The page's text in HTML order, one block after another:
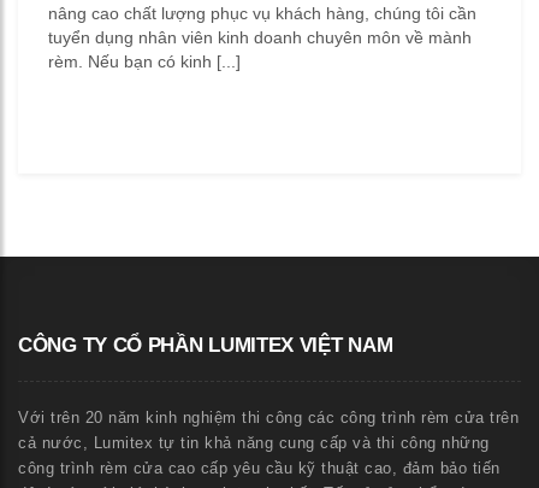
nâng cao chất lượng phục vụ khách hàng, chúng tôi cần
tuyển dụng nhân viên kinh doanh chuyên môn về mành
rèm. Nếu bạn có kinh [...]
CÔNG TY CỔ PHẦN LUMITEX VIỆT NAM
Với trên 20 năm kinh nghiệm thi công các công trình rèm cửa trên
cả nước, Lumitex tự tin khả năng cung cấp và thi công những
công trình rèm cửa cao cấp yêu cầu kỹ thuật cao, đảm bảo tiến